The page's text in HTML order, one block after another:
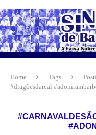
Home Tags
#dragõesdareal